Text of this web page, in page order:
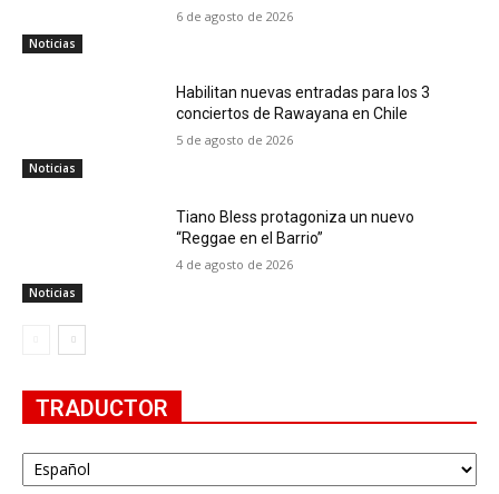
Noticias
6 de agosto de 2026
Noticias
Habilitan nuevas entradas para los 3
conciertos de Rawayana en Chile
5 de agosto de 2026
Noticias
Tiano Bless protagoniza un nuevo
“Reggae en el Barrio”
4 de agosto de 2026
TRADUCTOR